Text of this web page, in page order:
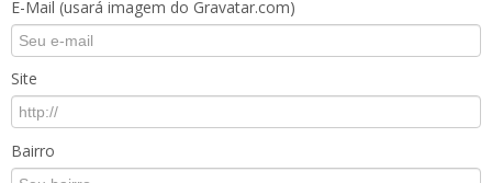
E-Mail (usará imagem do Gravatar.com)
Site
Bairro